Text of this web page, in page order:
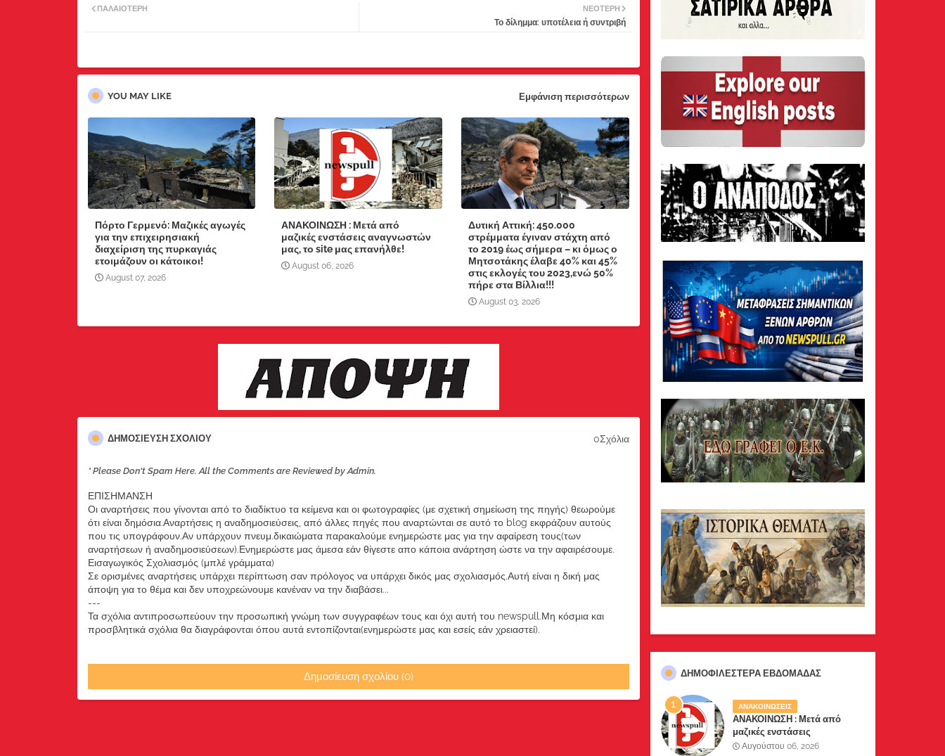
ΝΕΌΤΕΡΗ
Το δίλημμα: υποτέλεια ή συντριβή
ΠΑΛΑΙΌΤΕΡΗ
YOU MAY LIKE Εμφάνιση περισσότερων
Πόρτο Γερμενό: Μαζικές αγωγές
για την επιχειρησιακή
διαχείριση της πυρκαγιάς
ετοιμάζουν οι κάτοικοι!
August 07, 2026
ΑΝΑΚΟΙΝΩΣΗ : Μετά από
μαζικές ενστάσεις αναγνωστών
μας, το site μας επανήλθε!
August 06, 2026
Δυτική Αττική: 450.000
στρέμματα έγιναν στάχτη από
το 2019 έως σήμερα – κι όμως ο
Μητσοτάκης έλαβε 40% και 45%
στις εκλογές του 2023,ενώ 50%
πήρε στα Βίλλια!!!
August 03, 2026
ΔΗΜΟΣΊΕΥΣΗ ΣΧΟΛΊΟΥ 0Σχόλια
* Please Don't Spam Here. All the Comments are Reviewed by Admin.
ΕΠΙΣΗΜΑΝΣΗ
Οι αναρτήσεις που γίνονται από το διαδίκτυο τα κείμενα και οι φωτογραφίες (με σχετική σημείωση της πηγής) θεωρούμε
ότι είναι δημόσια.Αναρτήσεις η αναδημοσιεύσεις, από άλλες πηγές που αναρτώνται σε αυτό το blog εκφράζουν αυτούς
που τις υπογράφουν.Αν υπάρχουν πνευμ.δικαιώματα παρακαλούμε ενημερώστε μας για την αφαίρεση τους(των
αναρτήσεων ή αναδημοσιεύσεων).Ενημερώστε μας άμεσα εάν θίγεστε απο κάποια ανάρτηση ώστε να την αφαιρέσουμε.
Εισαγωγικός Σχολιασμός (μπλέ γράμματα)
Σε ορισμένες αναρτήσεις υπάρχει περίπτωση σαν πρόλογος να υπάρχει δικός μας σχολιασμός.Αυτή είναι η δική μας
άποψη για το θέμα και δεν υποχρεώνουμε κανέναν να την διαβάσει...
---
Τα σχόλια αντιπροσωπεύουν την προσωπική γνώμη των συγγραφέων τους και όχι αυτή του newspull.Μη κόσμια και
προσβλητικά σχόλια θα διαγράφονται όπου αυτά εντοπίζονται(ενημερώστε μας και εσείς εάν χρειαστεί).
Δημοσίευση σχολίου (0) ΔΗΜΟΦΙΛΈΣΤΕΡΑ ΕΒΔΟΜΆΔΑΣ
ΑΝΑΚΟΙΝΩΣΕΙΣ
ΑΝΑΚΟΙΝΩΣΗ : Μετά από
μαζικές ενστάσεις
αναγνωστών μας, το site μας
Αυγούστου 06, 2026